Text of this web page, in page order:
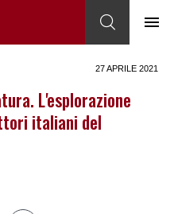
27 APRILE 2021
L'esplorazione
italiani del